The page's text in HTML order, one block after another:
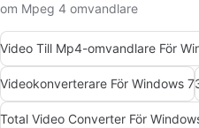
om Mpeg 4 omvandlare
Videokonverterare För Windows 7
Total Video Converter För